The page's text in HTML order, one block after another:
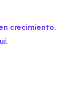
crecimiento.